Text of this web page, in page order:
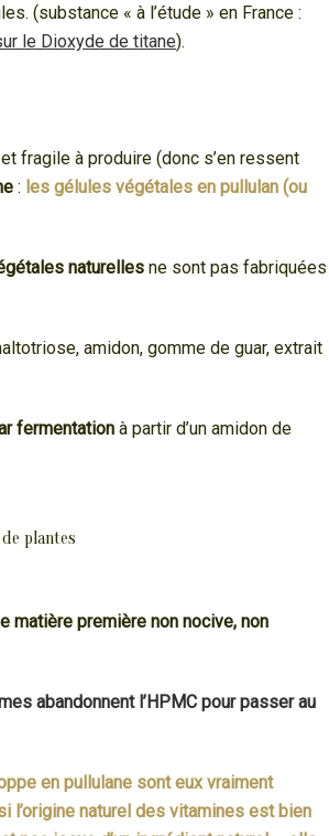
(substance « à l’étude » en France :
le Dioxyde de titane).
fragile à produire (donc s’en ressent
: les gélules végétales en pullulan (ou
naturelles ne sont pas fabriquées
amidon, gomme de guar, extrait
fermentation à partir d’un amidon de
plantes
matière première non nocive, non
abandonnent l’HPMC pour passer au
en pullulane sont eux vraiment
l’origine naturel des vitamines est bien